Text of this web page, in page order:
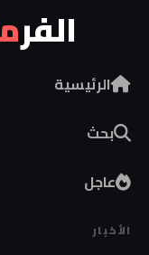
الفر
الرئيسية
بحث
عاجل
الأخبار
يحصل على تراخيص